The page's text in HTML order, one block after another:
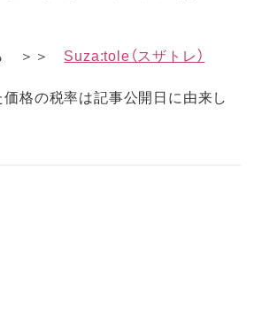
＞＞ Suza:tole（スザトレ）
格の税率は記事公開日に由来し